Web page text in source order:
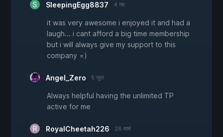
SleepingEgg8837 4 नव.
it was very awesome i enjoyed it and had a
laugh... i cant afford a big time membership
but i will always give my support to this
company =)
Angel_Zero 5 जुल.
Always helpful having the unlimited TP
active for me
RoyalCheetah226 28 मार्च